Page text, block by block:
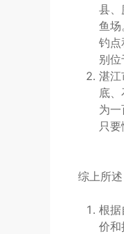
县、
鱼场
钓
别位
湛江
底
为
只
综上所
根据
价和